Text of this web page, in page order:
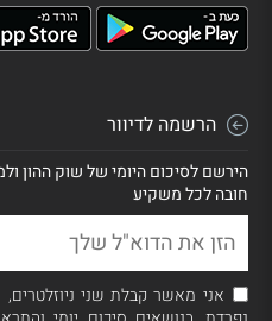
הרשמה לדיוור
הירשם לסיכום היומי של שוק ההון
חובה לכל משקיע
אני מאשר קבלת שני